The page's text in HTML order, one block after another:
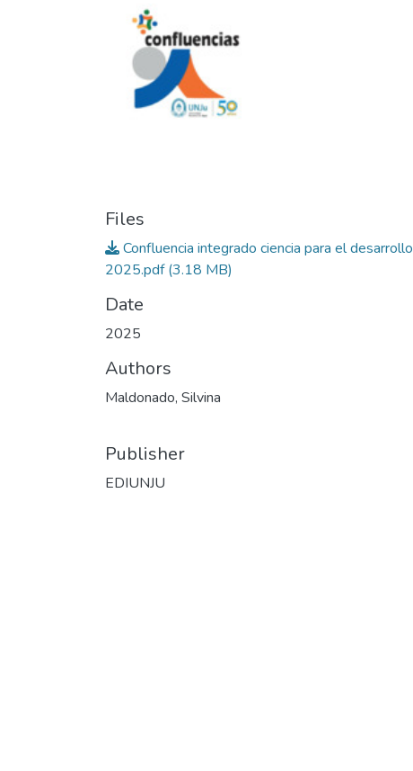
Files
Confluencia integrado ciencia para el desarrollo
2025.pdf(3.18 MB)
Date
2025
Authors
Maldonado, Silvina
Publisher
EDIUNJU